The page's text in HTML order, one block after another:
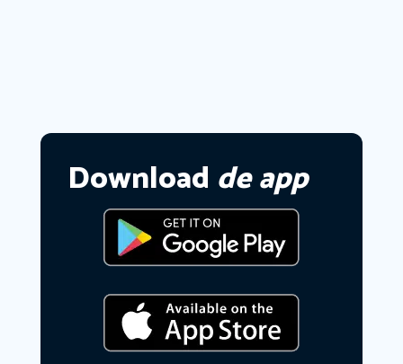
Download de app